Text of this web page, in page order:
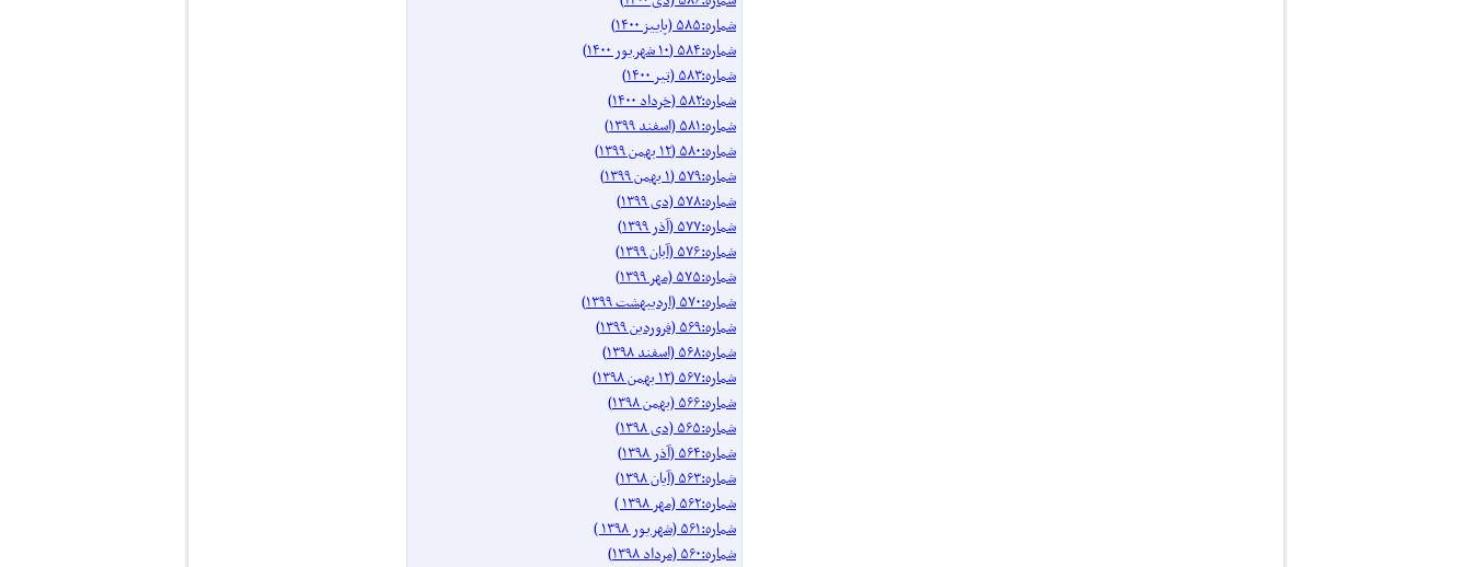
شماره:۵۸۵ (پاییز ۱۴۰۰)
شماره:۵۸۴ (۱۰ شهریور ۱۴۰۰)
شماره:۵۸۳ (تیر ۱۴۰۰)
شماره:۵۸۲ (خرداد ۱۴۰۰)
شماره:۵۸۱ (اسفند ۱۳۹۹)
شماره:۵۸۰ (۱۲ بهمن ۱۳۹۹)
شماره:۵۷۹ (۱ بهمن ۱۳۹۹)
شماره:۵۷۸ (دی ۱۳۹۹)
شماره:۵۷۷ (آذر ۱۳۹۹)
شماره:۵۷۶ (آبان ۱۳۹۹)
شماره:۵۷۵ (مهر ۱۳۹۹)
شماره:۵۷۰ (اردیبهشت ۱۳۹۹)
شماره:۵۶۹ (فروردین ۱۳۹۹)
شماره:۵۶۸ (اسفند ۱۳۹۸)
شماره:۵۶۷ (۱۲ بهمن ۱۳۹۸)
شماره:۵۶۶ (بهمن ۱۳۹۸)
شماره:۵۶۵ (دی ۱۳۹۸)
شماره:۵۶۴ (آذر ۱۳۹۸)
شماره:۵۶۳ (آیان ۱۳۹۸)
شماره:۵۶۲ (مهر ۱۳۹۸ )
شماره:۵۶۱ (شهریور ۱۳۹۸ )
شماره:۵۶۰ (مرداد ۱۳۹۸)